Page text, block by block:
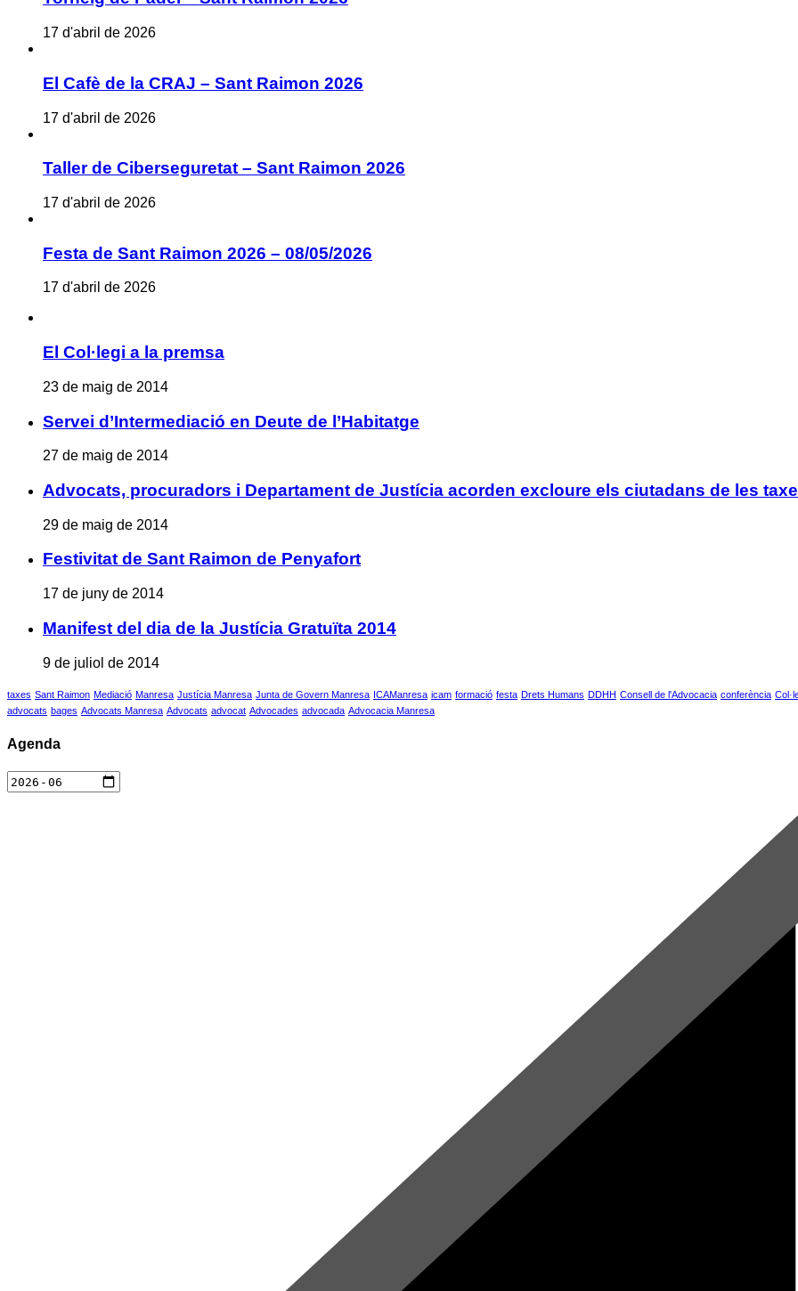
17 d'abril de 2026
El Cafè de la CRAJ – Sant Raimon 2026
17 d'abril de 2026
Taller de Ciberseguretat – Sant Raimon 2026
17 d'abril de 2026
Festa de Sant Raimon 2026 – 08/05/2026
17 d'abril de 2026
El Col·legi a la premsa
23 de maig de 2014
Servei d’Intermediació en Deute de l’Habitatge
27 de maig de 2014
Advocats, procuradors i Departament de Justícia acorden excloure els ciutadans de les
29 de maig de 2014
Festivitat de Sant Raimon de Penyafort
17 de juny de 2014
Manifest del dia de la Justícia Gratuïta 2014
9 de juliol de 2014
taxes Sant Raimon Mediació Manresa Justícia Manresa Junta de Govern Manresa ICAManresa icam formació festa Drets Humans DDHH Consell de l'Advocacia conferència
advocats bages Advocats Manresa Advocats advocat Advocades advocada Advocacia Manresa
Agenda